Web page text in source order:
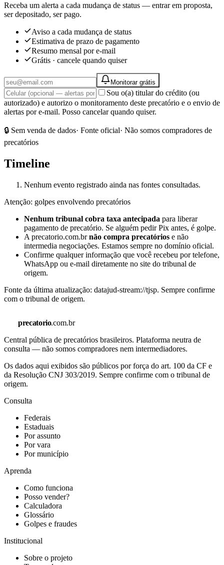
Receba um alerta a cada mudança de status — entrar em proposta,
ser depositado, ser pago.
Aviso a cada mudança de status
Estimativa de prazo de pagamento
Resumo mensal por e-mail
Grátis · cancele quando quiser
Monitorar grátis
Sou o(a) titular do crédito (ou
autorizado) e autorizo o monitoramento deste precatório e o envio de
alertas por e-mail. Posso cancelar quando quiser.
🔒 Sem venda de dados· Fonte oficial· Não somos compradores de
precatórios
Timeline
Nenhum evento registrado ainda nas fontes consultadas.
Atenção: golpes envolvendo precatórios
Nenhum tribunal cobra taxa antecipada para liberar
pagamento de precatório. Se alguém pedir Pix antes, é golpe.
A precatorio.com.brnão compra precatórios e não
intermedia negociações. Estamos sempre no domínio oficial.
Confirme qualquer informação que você recebeu por telefone,
WhatsApp ou e-mail diretamente no site do tribunal de
origem.
Fonte da última atualização: datajud-stream://tjsp. Sempre confirme
com o tribunal de origem.
precatorio.com.br
Central pública de precatórios brasileiros. Plataforma neutra de
consulta — não somos compradores nem intermediadores.
Os dados aqui exibidos são públicos por força do art. 100 da CF e
da Resolução CNJ 303/2019. Sempre confirme com o tribunal de
origem.
Consulta
Federais
Estaduais
Por assunto
Por vara
Por município
Aprenda
Como funciona
Posso vender?
Calculadora
Glossário
Golpes e fraudes
Institucional
Sobre o projeto